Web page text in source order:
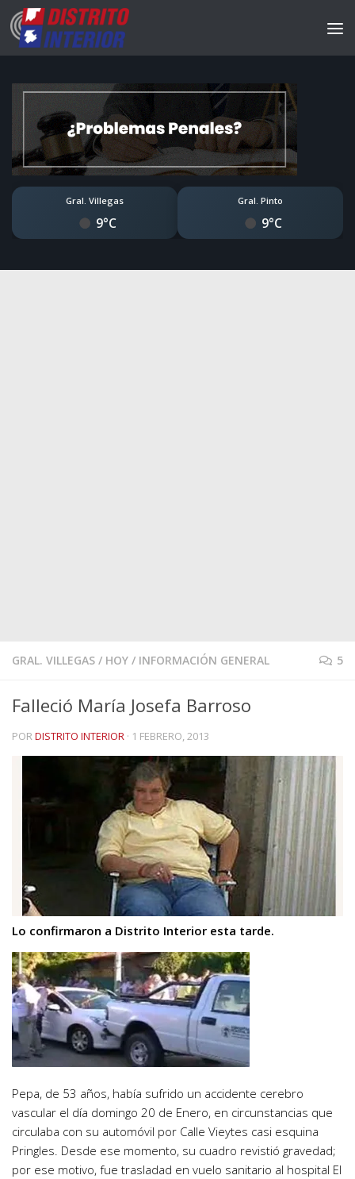
Gral. Villegas
9°C
Gral. Pinto
9°C
GRAL. VILLEGAS / HOY / INFORMACIÓN GENERAL 5
Falleció María Josefa Barroso
PORDISTRITO INTERIOR · 1 FEBRERO, 2013
Lo confirmaron a Distrito Interior esta tarde.
Pepa, de 53 años, había sufrido un accidente cerebro
vascular el día domingo 20 de Enero, en circunstancias que
circulaba con su automóvil por Calle Vieytes casi esquina
Pringles. Desde ese momento, su cuadro revistió gravedad;
por ese motivo, fue trasladad en vuelo sanitario al hospital El